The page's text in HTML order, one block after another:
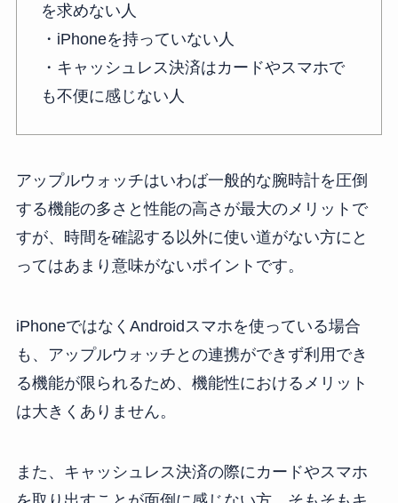
を求めない人
・iPhoneを持っていない人
・キャッシュレス決済はカードやスマホで
も不便に感じない人
アップルウォッチはいわば一般的な腕時計を圧倒
する機能の多さと性能の高さが最大のメリットで
すが、時間を確認する以外に使い道がない方にと
ってはあまり意味がないポイントです。
iPhoneではなくAndroidスマホを使っている場合
も、アップルウォッチとの連携ができず利用でき
る機能が限られるため、機能性におけるメリット
は大きくありません。
また、キャッシュレス決済の際にカードやスマホ